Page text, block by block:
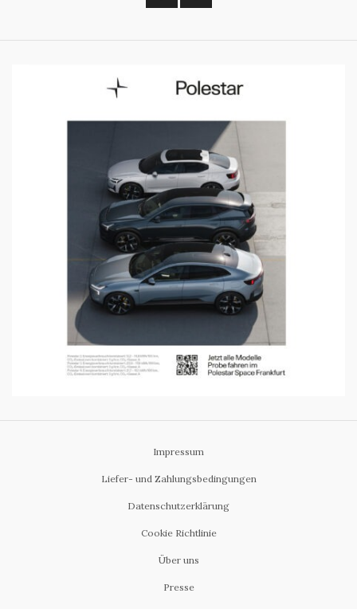
Impressum
Liefer- und Zahlungsbedingungen
Datenschutzerklärung
Cookie Richtlinie
Über uns
Presse